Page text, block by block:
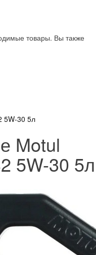
товары. Вы также
5W-30 5л
Motul
5W-30 5л